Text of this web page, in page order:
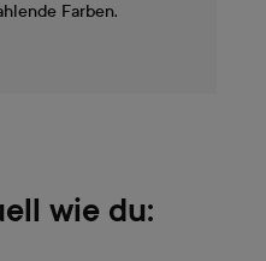
Farben.
wie du: